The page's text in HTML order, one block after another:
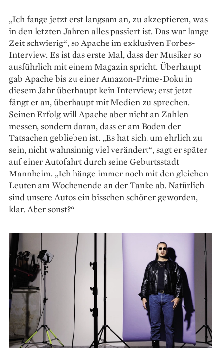
„Ich fange jetzt erst langsam an, zu akzeptieren, was
in den letzten Jahren alles passiert ist. Das war lange
Zeit schwierig“, so Apache im exklusiven Forbes-
Interview. Es ist das erste Mal, dass der Musiker so
ausführlich mit einem Magazin spricht. Überhaupt
gab Apache bis zu einer Amazon-Prime-Doku in
diesem Jahr überhaupt kein Interview; erst jetzt
fängt er an, überhaupt mit Medien zu sprechen.
Seinen Erfolg will Apache aber nicht an Zahlen
messen, sondern daran, dass er am Boden der
Tatsachen geblieben ist. „Es hat sich, um ehrlich zu
sein, nicht wahnsinnig viel verändert“, sagt er später
auf einer Autofahrt durch seine Geburtsstadt
Mannheim. „Ich hänge immer noch mit den gleichen
Leuten am Wochenende an der Tanke ab. Natürlich
sind unsere Autos ein bisschen schöner geworden,
klar. Aber sonst?“